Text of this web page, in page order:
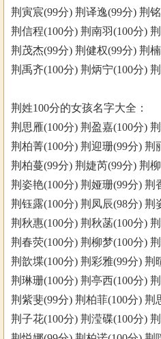
荆寅宸(99分) 荆译逸(99分) 荆
荆信程(100分) 荆南羽(100分)
荆茂杰(99分) 荆健权(99分) 荆
荆禹齐(100分) 荆炳宁(100分)
荆姓100分的女孩名字大全：
荆思雁(100分) 荆盈嘉(100分)
荆柏菁(100分) 荆迎珊(99分) 荆
荆柏蔓(99分) 荆婕芮(99分) 荆
荆姿艳(100分) 荆娅珊(99分) 荆
荆钰露(100分) 荆凤辰(98分) 荆
荆秋惠(100分) 荆秋菡(100分)
荆春荧(100分) 荆柳梦(100分)
荆歆堞(100分) 荆彩雅(99分) 荆
荆琳珊(100分) 荆亭西(100分)
荆紫斐(99分) 荆柏菲(100分) 荆
荆子花(100分) 荆滢碟(100分)